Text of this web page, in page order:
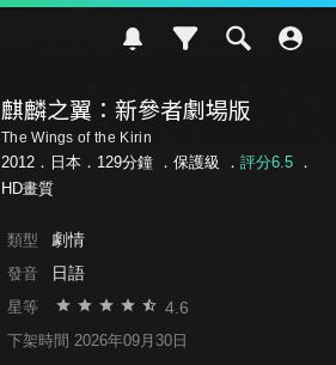
麒麟之翼：新參者劇場版
The Wings of the Kirin
2012．日本．129分鐘 ． 保護級 ． 評分6.5．
HD畫質
類型 劇情
發音 日語
星等 4.6
下架時間 2026年09月30日